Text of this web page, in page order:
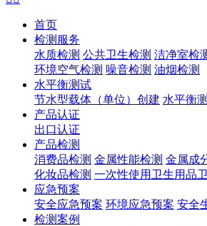
首页
检测服务
水质检测 公共卫生检测 洁净室检
环境空气检测 噪音检测 油烟检测
水平衡测试
节水型载体（单位）创建 水平衡
产品认证
出口认证
产品检测
消费品检测 金属性能检测 金属成
化妆品检测 一次性使用卫生用品
应急预案
安全应急预案 环境应急预案 安全
检测案例